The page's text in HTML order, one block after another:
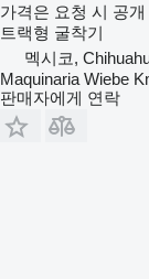
가격은 요청 시 공개
트랙형 굴착기
멕시코,
Maquinaria Wiebe
판매자에게 연락